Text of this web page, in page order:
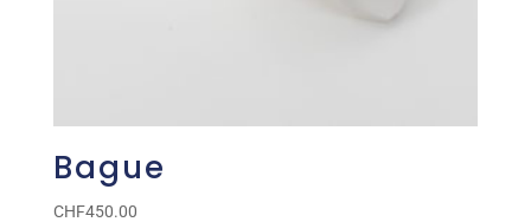
Bague
CHF450.00